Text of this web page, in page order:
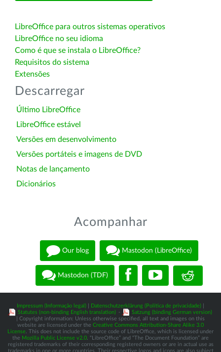
LibreOffice para outros sistemas operativos
LibreOffice no seu idioma
Como é que se instala o LibreOffice?
Requisitos do sistema
Extensões
Descarregar
Último LibreOffice
LibreOffice estável
Versões em desenvolvimento
Versões portáteis e imagens de DVD
Notas de lançamento
Dicionários
Acompanhar
Our blog Mastodon (LibreOffice)
Mastodon (TDF)
Impressum (Informação legal) Datenschutzerklärung (Política de privacidade)
Statutes (non-binding English translation) -
Satzung (binding German version)
| Copyright information: Unless otherwise specified, all text and images on this
website are licensed under the Creative Commons Attribution-Share Alike 3.0
License . This does not include the source code of LibreOffice, which is licensed under
the Mozilla Public License v2.0 . “LibreOffice” and “The Document Foundation” are
registered trademarks of their corresponding registered owners or are in actual use as
trademarks in one or more countries. Their respective logos and icons are also subject